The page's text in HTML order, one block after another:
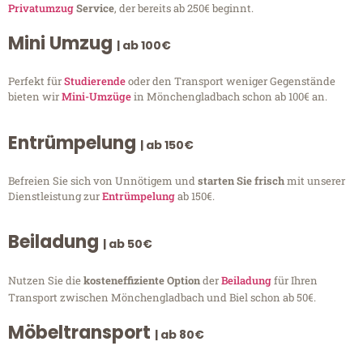
PrivatumzugService, der bereits ab 250€ beginnt.
Mini Umzug | ab 100€
Perfekt fürStudierendeoder den Transport weniger Gegenstände
bieten wirMini-Umzügein Mönchengladbach schon ab 100€ an.
Entrümpelung | ab 150€
Befreien Sie sich von Unnötigem undstarten Sie frischmit unserer
Dienstleistung zurEntrümpelungab 150€.
Beiladung | ab 50€
Nutzen Sie diekosteneffiziente OptionderBeiladungfür Ihren
Transport zwischen Mönchengladbach und Biel schon ab 50€.
Möbeltransport | ab 80€